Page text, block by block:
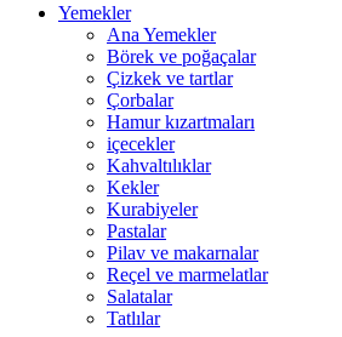
Yemekler
Ana Yemekler
Börek ve poğaçalar
Çizkek ve tartlar
Çorbalar
Hamur kızartmaları
içecekler
Kahvaltılıklar
Kekler
Kurabiyeler
Pastalar
Pilav ve makarnalar
Reçel ve marmelatlar
Salatalar
Tatlılar